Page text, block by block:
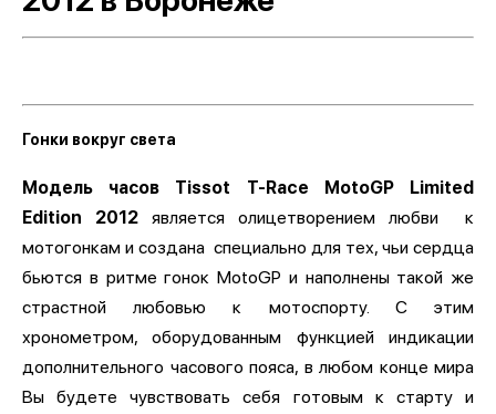
Гонки вокруг света
Модель часов Tissot T-Race MotoGP Limited
Edition 2012 является олицетворением любви к
мотогонкам и создана специально для тех, чьи сердца
бьются в ритме гонок MotoGP и наполнены такой же
страстной любовью к мотоспорту. С этим
хронометром, оборудованным функцией индикации
дополнительного часового пояса, в любом конце мира
Вы будете чувствовать себя готовым к старту и